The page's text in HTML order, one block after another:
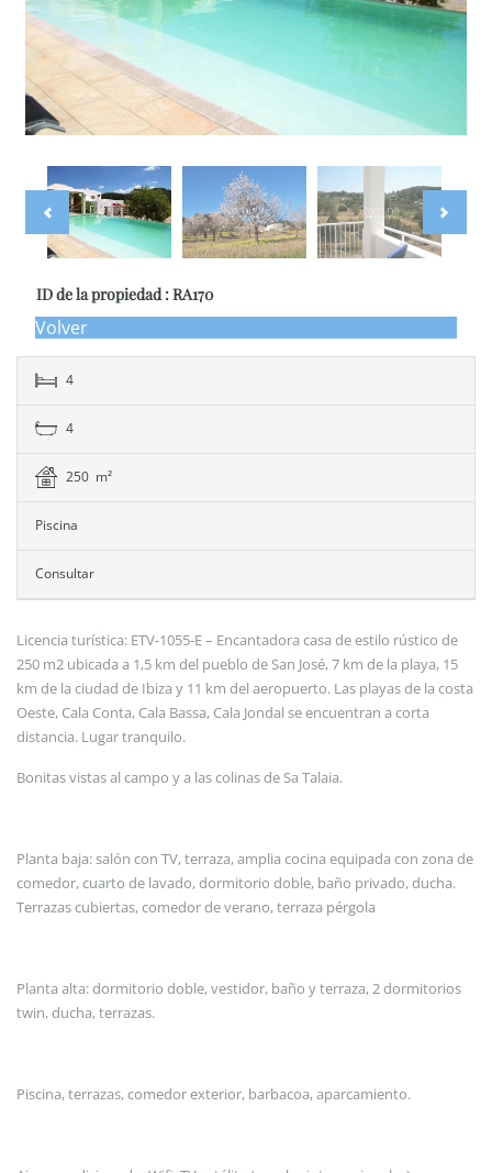
ID de la propiedad : RA170
Volver
4
4
250 m²
Piscina
Consultar
Licencia turística: ETV-1055-E – Encantadora casa de estilo rústico de
250 m2 ubicada a 1,5 km del pueblo de San José, 7 km de la playa, 15
km de la ciudad de Ibiza y 11 km del aeropuerto. Las playas de la costa
Oeste, Cala Conta, Cala Bassa, Cala Jondal se encuentran a corta
distancia. Lugar tranquilo.
Bonitas vistas al campo y a las colinas de Sa Talaia.
Planta baja: salón con TV, terraza, amplia cocina equipada con zona de
comedor, cuarto de lavado, dormitorio doble, baño privado, ducha.
Terrazas cubiertas, comedor de verano, terraza pérgola
Planta alta: dormitorio doble, vestidor, baño y terraza, 2 dormitorios
twin, ducha, terrazas.
Piscina, terrazas, comedor exterior, barbacoa, aparcamiento.